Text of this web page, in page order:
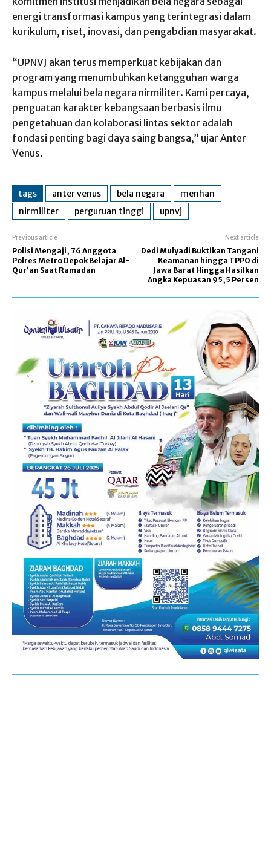
energi transformasi kampus yang terintegrasi dalam
kurikulum, riset, inovasi, dan pengabdian masyarakat.
“UPNVJ akan terus memperkuat kebijakan dan
program yang menumbuhkan ketangguhan warga
kampus melalui bela negara nirmiliter. Kami percaya,
penguatan karakter kebangsaan berbasis ilmu
pengetahuan dan kolaborasi lintas sektor adalah
fondasi penting bagi daya saing bangsa,” ujar Anter
Venus.
tags anter venus bela negara
menhan
nirmiliter
perguruan tinggi upnvj
Previous article
Polisi Mengaji, 76 Anggota
Polres Metro Depok Belajar Al-
Qur’an Saat Ramadan
Next article
Dedi Mulyadi Buktikan Tangani
Keamanan hingga TPPO di
Jawa Barat Hingga Hasilkan
Angka Kepuasan 95,5 Persen